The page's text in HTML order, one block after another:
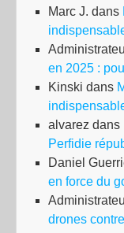
Marc J. dans
en 2025 :
Kinski dans
alvarez dans
Perfidie
Daniel
en force du
drones